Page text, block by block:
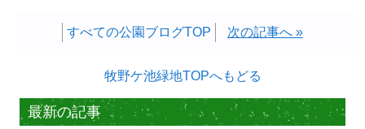
すべての公園ブログTOP 次の記事へ »
牧野ケ池緑地TOPへもどる
最新の記事